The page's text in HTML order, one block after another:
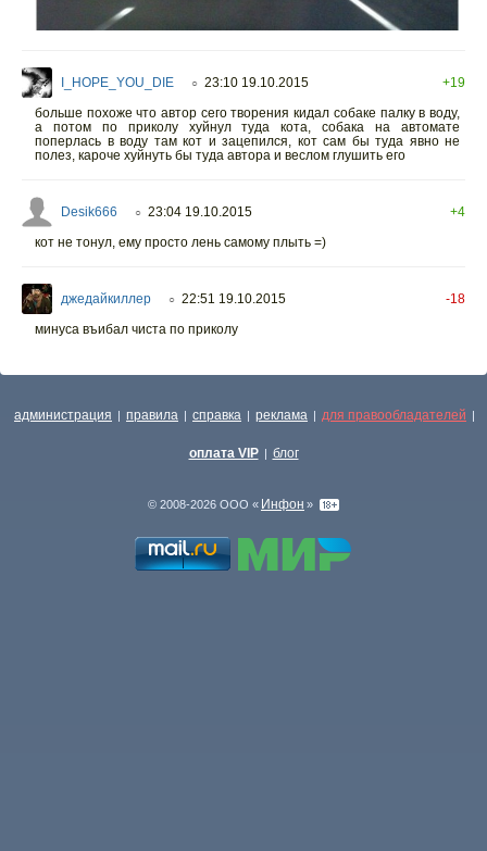
I_HOPE_YOU_DIE ○ 23:10 19.10.2015
+19
больше похоже что автор сего творения кидал собаке палку в воду,
а потом по приколу хуйнул туда кота, собака на автомате
поперлась в воду там кот и зацепился, кот сам бы туда явно не
полез, кароче хуйнуть бы туда автора и веслом глушить его
Desik666 ○ 23:04 19.10.2015
+4
кот не тонул, ему просто лень самому плыть =)
джедайкиллер ○ 22:51 19.10.2015
-18
минуса въибал чиста по приколу
администрация | правила | справка | реклама | для правообладателей |
оплата VIP | блог
© 2008-2026 ООО « Инфон »